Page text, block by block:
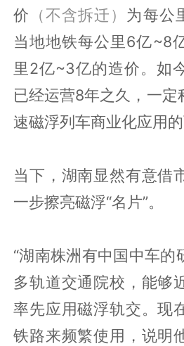
价 （不含拆迁） 为每公
当地地铁每公里6亿~8
里2亿~3亿的造价。如
已经运营8年之久，一定
速磁浮列车商业化应用的
当下，湖南显然有意借
一步擦亮磁浮“名片”。
“湖南株洲有中国中车的
多轨道交通院校，能够
率先应用磁浮轨交。现
铁路来频繁使用，说明